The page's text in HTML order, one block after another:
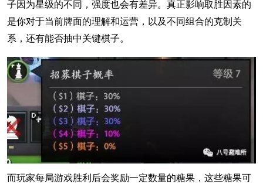
子因为星级的不同，强度也会有差异。真正影响取胜因素的
是你对于当前牌面的理解和运营，以及不同组合的克制关
系，还有能否抽中关键棋子。
而玩家每局游戏胜利后会奖励一定数量的糖果，这些糖果可